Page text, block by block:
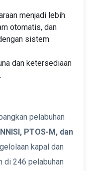
menjadi lebih
otomatis, dan
sistem
dan ketersediaan
pelabuhan
PTOS-M, dan
kapal dan
di 246 pelabuhan